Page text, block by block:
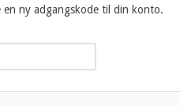
ny adgangskode til din konto.